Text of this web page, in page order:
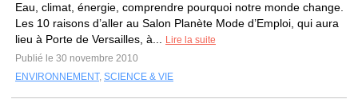
Eau, climat, énergie, comprendre pourquoi notre monde change.
Les 10 raisons d’aller au Salon Planète Mode d’Emploi, qui aura
lieu à Porte de Versailles, à...
Lire la suite
Publié le 30 novembre 2010
ENVIRONNEMENT, SCIENCE & VIE